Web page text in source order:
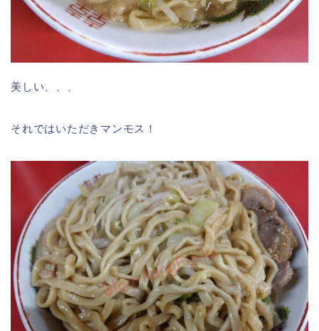
美しい、、、
それではいただきマンモス！